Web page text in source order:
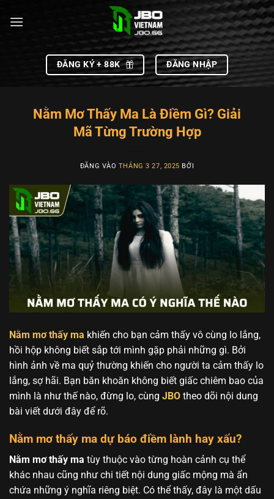
qua
ĐĂNG KÝ + 88K ĐĂNG NHẬP
Nằm Mơ Thấy Ma Là Điềm Gì? Giải
Mã Từng Trường Hợp
ĐĂNG VÀO THÁNG 3 27, 2025 BỞI
Nằm mơ thấy ma khiến cho bạn cảm thấy vô cùng lo lắng,
hồi hộp không biết sắp tới mình gặp phải những gì. Bởi
hình ảnh về ma quỷ thường khiến cho người ta cảm thấy lo
lắng, sợ hãi. Bạn băn khoăn không biết giấc chiêm bao của
mình là như thế nào, đừng lo, cùng JBO theo dõi nội dung
bài viết dưới đây để rõ.
Nằm mơ thấy ma dự báo điềm lành hay xấu?
Nằm mơ thấy ma tùy thuộc vào từng hoàn cảnh cụ thể
khác nhau cũng như chi tiết nội dung giấc mộng mà ẩn
chứa những ý nghĩa riêng biệt. Có thể thấy, đây là một dấu